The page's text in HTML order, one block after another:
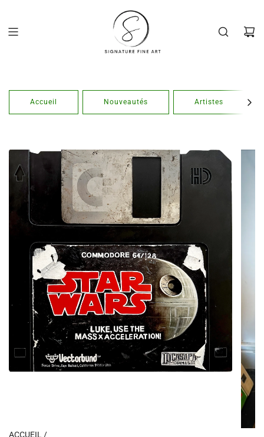
contenu
Accueil Nouveautés Artistes
ACCUEIL/